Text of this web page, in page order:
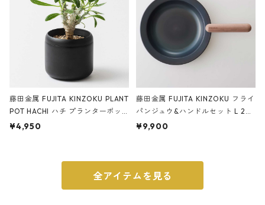
藤田金属 FUJITA KINZOKU PLANT
POT HACHI ハチ プランターポッ
ト 3号 ブラック
¥4,950
藤田金属 FUJITA KINZOKU フライ
パンジュウ&ハンドルセット L 24c
m ガス火・IH対応 鉄フライパン
¥9,900
全アイテムを見る